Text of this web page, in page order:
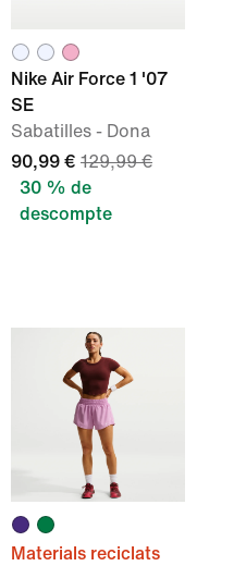
Nike Air Force 1 '07
SE
Sabatilles - Dona
90,99 € 129,99 €
30 % de
descompte
Materials reciclats